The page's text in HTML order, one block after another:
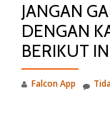
JANGAN
DENGAN
BERIKUT
Falcon App